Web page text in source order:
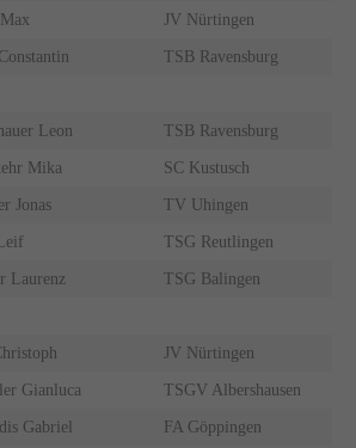
JV Nürtingen
TSB Ravensburg
Leon TSB Ravensburg
Mika SC Kustusch
Jonas TV Uhingen
TSG Reutlingen
Laurenz TSG Balingen
JV Nürtingen
Gianluca TSGV Albershausen
Gabriel FA Göppingen